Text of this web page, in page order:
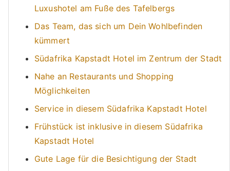
Luxushotel am Fuße des Tafelbergs
Das Team, das sich um Dein Wohlbefinden
kümmert
Südafrika Kapstadt Hotel im Zentrum der Stadt
Nahe an Restaurants und Shopping
Möglichkeiten
Service in diesem Südafrika Kapstadt Hotel
Frühstück ist inklusive in diesem Südafrika
Kapstadt Hotel
Gute Lage für die Besichtigung der Stadt